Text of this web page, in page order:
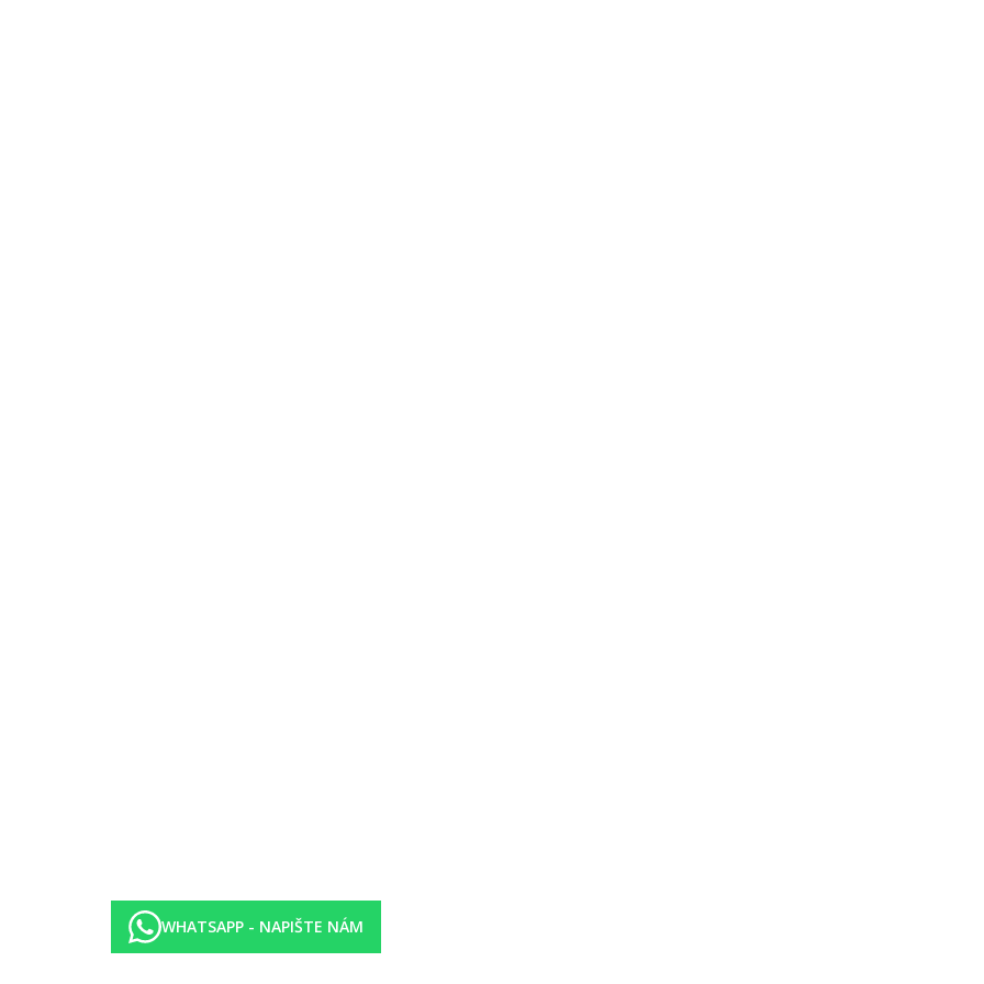
minilednička (zdarma), balkon, klimatizace
21:00) bufetovou formou
10:00-23:00
určeném pro hotel od 3. řady 2 lehátka a 1 slunečník/pokoj zdarma (dle dostupnosti). V 1. a 2. řadě nejblíže k moři lehátka a
WHATSAPP - NAPIŠTE NÁM